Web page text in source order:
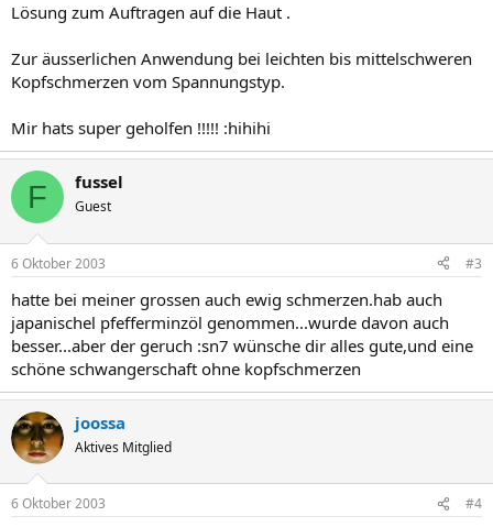
Lösung zum Auftragen auf die Haut .
Zur äusserlichen Anwendung bei leichten bis mittelschweren
Kopfschmerzen vom Spannungstyp.
Mir hats super geholfen !!!!! :hihihi
F fussel
Guest
6 Oktober 2003 #3
hatte bei meiner grossen auch ewig schmerzen.hab auch
japanischel pfefferminzöl genommen...wurde davon auch
besser...aber der geruch :sn7 wünsche dir alles gute,und eine
schöne schwangerschaft ohne kopfschmerzen
joossa
Aktives Mitglied
6 Oktober 2003 #4